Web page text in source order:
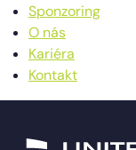
Sponzoring
O nás
Kariéra
Kontakt